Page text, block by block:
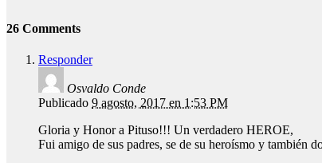
26 Comments
Responder
Osvaldo Conde
Publicado 9 agosto, 2017 en 1:53 PM
Gloria y Honor a Pituso!!! Un verdadero HEROE,
Fui amigo de sus padres, se de su heroísmo y también